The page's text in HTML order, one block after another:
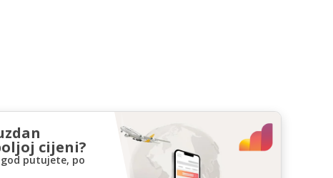
cijeni?
putujete, po